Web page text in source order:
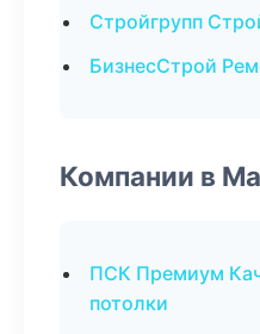
Стройгрупп
БизнесСтрой
Компании в
ПСК Премиум
потолки